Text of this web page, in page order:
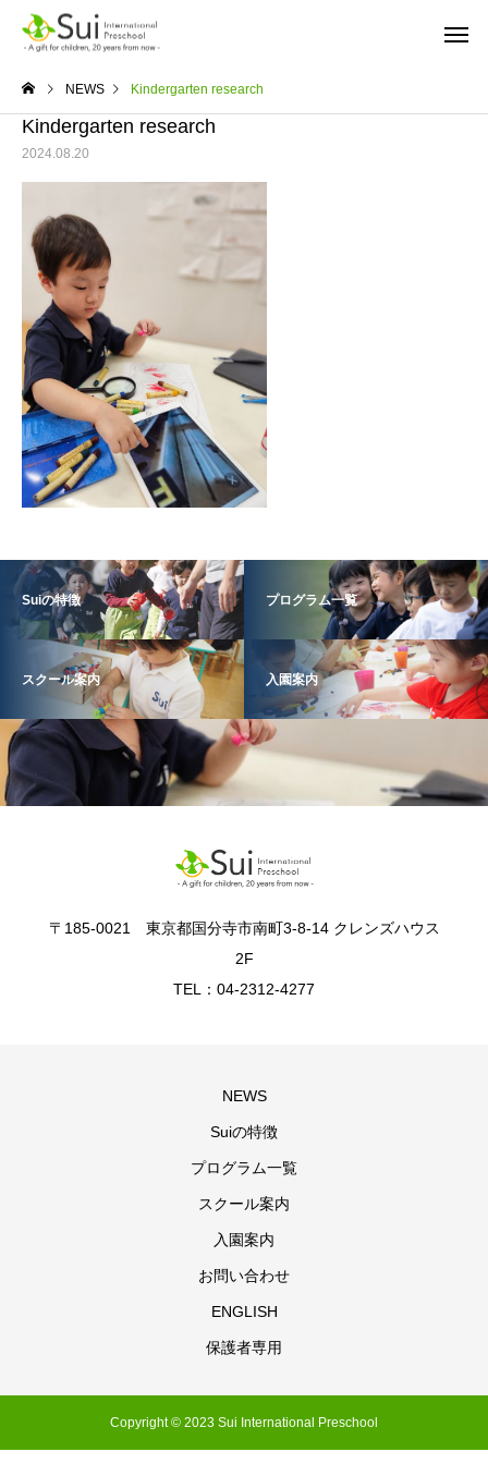
NEWS Kindergarten research
Kindergarten research
2024.08.20
Suiの特徴 プログラム一覧
スクール案内 入園案内
〒185-0021 東京都国分寺市南町3-8-14 クレンズハウス
2F
TEL：04-2312-4277
NEWS
Suiの特徴
プログラム一覧
スクール案内
入園案内
お問い合わせ
ENGLISH
保護者専用
Copyright © 2023 Sui International Preschool